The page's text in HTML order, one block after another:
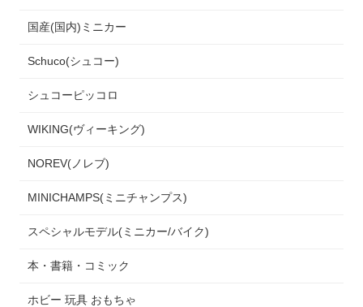
国産(国内)ミニカー
Schuco(シュコー)
シュコーピッコロ
WIKING(ヴィーキング)
NOREV(ノレブ)
MINICHAMPS(ミニチャンプス)
スペシャルモデル(ミニカー/バイク)
本・書籍・コミック
ホビー 玩具 おもちゃ